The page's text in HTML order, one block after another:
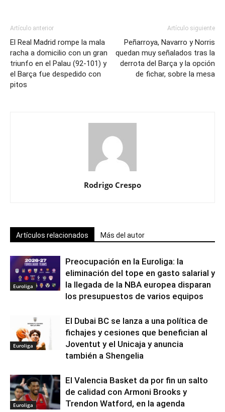
Artículo anterior
El Real Madrid rompe la mala
racha a domicilio con un gran
triunfo en el Palau (92-101) y
el Barça fue despedido con
pitos
Artículo siguiente
Peñarroya, Navarro y Norris
quedan muy señalados tras la
derrota del Barça y la opción
de fichar, sobre la mesa
Rodrigo Crespo
Artículos relacionados Más del autor
Euroliga
Preocupación en la Euroliga: la
eliminación del tope en gasto salarial y
la llegada de la NBA europea disparan
los presupuestos de varios equipos
Euroliga
El Dubai BC se lanza a una política de
fichajes y cesiones que benefician al
Joventut y el Unicaja y anuncia
también a Shengelia
Euroliga
El Valencia Basket da por fin un salto
de calidad con Armoni Brooks y
Trendon Watford, en la agenda